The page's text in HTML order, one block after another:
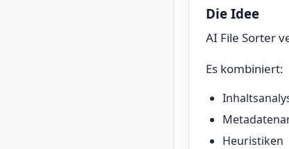
Die Idee
AI File Sorter
Es kombiniert:
Heuristiken